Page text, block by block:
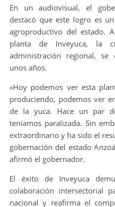
En un audiovisual, el
destacó que este logro es
agroproductivo del estado.
planta de Inveyuca, la
administración regional, se
unos años.
«Hoy podemos ver esta
produciendo, podemos ver
de la yuca. Hace un par
teníamos paralizada. Sin
extraordinario y ha sido el
gobernación del estado
afirmó el gobernador.
El éxito de Inveyuca
colaboración intersectorial
nacional y reafirma el